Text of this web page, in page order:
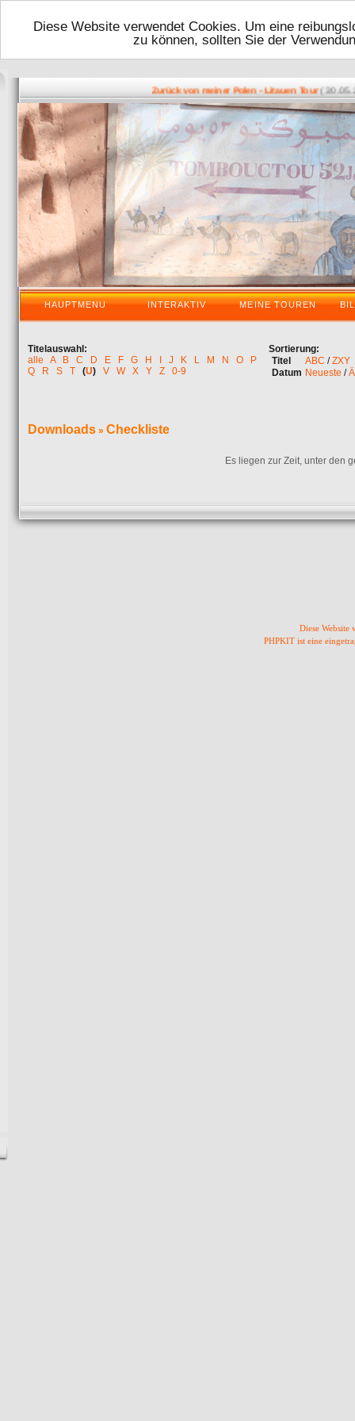
Diese Website verwendet Cookies. Um eine
zu können, sollten Sie der
Zurück von meiner Polen - Litauen Tour(
HAUPTMENU INTERAKTIV MEINE TOUREN
Titelauswahl:
alle
A B C D E F G H J K L M N O
P
Q
R S T (U) V W X Y Z 0-9
Sortierung:
Titel
ABC /ZXY
Datum Neueste /
Downloads » Checkliste
Es liegen zur Zeit, unter den
Diese Website
PHPKIT ist eine